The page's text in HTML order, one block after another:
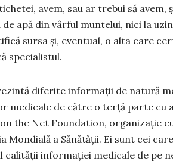
avem, sau ar trebui să avem,
apă din vârful muntelui, nici la
sursa și, eventual, o alta care
specialistul.
diferite informații de natură
medicale de către o terță parte cu
the Net Foundation, organizație
a Sănătății. Ei sunt cei
informației medicale de pe